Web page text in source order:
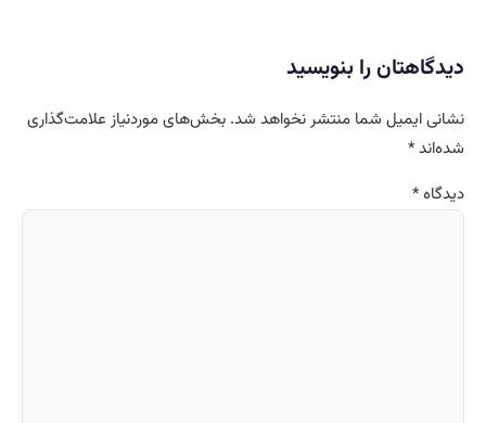
دیدگاهتان را بنویسید
نشانی ایمیل شما منتشر نخواهد شد. بخش‌های موردنیاز علامت‌گذاری
شده‌اند*
دیدگاه*